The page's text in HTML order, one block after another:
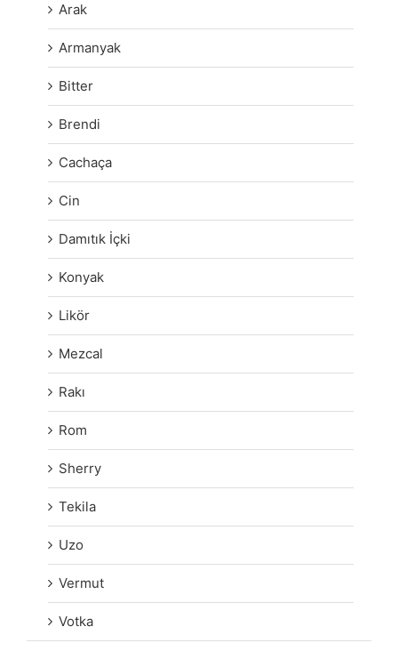
Arak
Armanyak
Bitter
Brendi
Cachaça
Cin
Damıtık İçki
Konyak
Likör
Mezcal
Rakı
Rom
Sherry
Tekila
Uzo
Vermut
Votka